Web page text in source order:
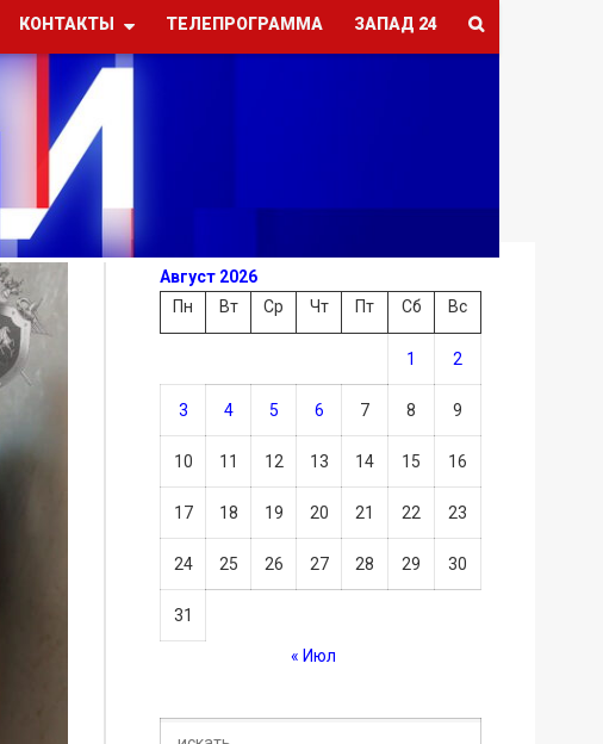
КОНТАКТЫ ТЕЛЕПРОГРАММА ЗАПАД 24
Август 2026
Пн
Вт Ср Чт Пт Сб Вс
1 2
3 4 5 6 7 8 9
10 11 12 13 14 15 16
17 18 19 20 21 22 23
24 25 26 27 28 29 30
31
« Июл